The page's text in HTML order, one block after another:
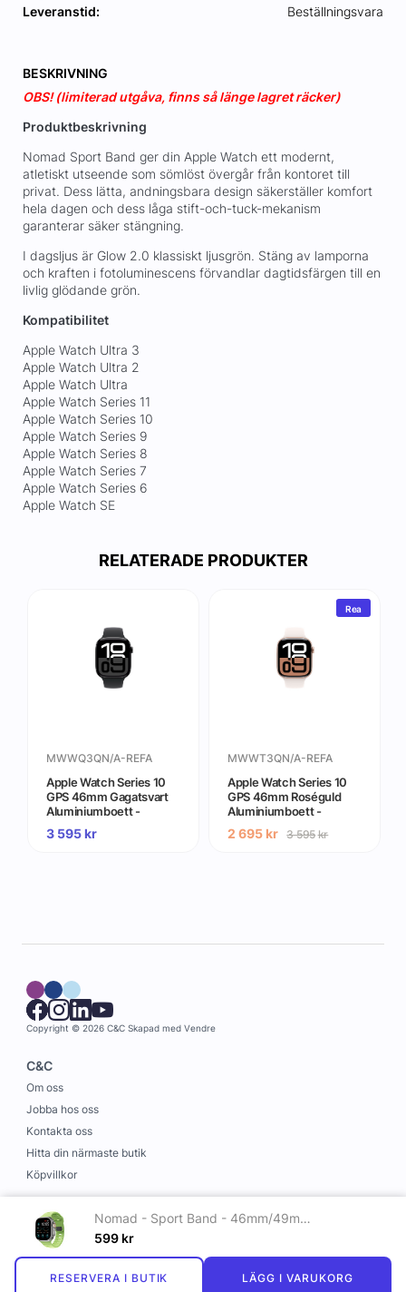
Nomad - Sport Band - 46mm/49mm | Glow 2.0
599 kr
RESERVERA I BUTIK LÄGG I VARUKORG
Leveranstid:
Beställningsvara
BESKRIVNING
OBS! (limiterad utgåva, finns så länge lagret räcker)
Produktbeskrivning
Nomad Sport Band ger din Apple Watch ett modernt,
atletiskt utseende som sömlöst övergår från kontoret till
privat. Dess lätta, andningsbara design säkerställer komfort
hela dagen och dess låga stift-och-tuck-mekanism
garanterar säker stängning.
I dagsljus är Glow 2.0 klassiskt ljusgrön. Stäng av lamporna
och kraften i fotoluminescens förvandlar dagtidsfärgen till en
livlig glödande grön.
Kompatibilitet
Apple Watch Ultra 3
Apple Watch Ultra 2
Apple Watch Ultra
Apple Watch Series 11
Apple Watch Series 10
Apple Watch Series 9
Apple Watch Series 8
Apple Watch Series 7
Apple Watch Series 6
Apple Watch SE
RELATERADE PRODUKTER
MWWQ3QN/A-REFA
Apple Watch Series 10
GPS 46mm Gagatsvart
Aluminiumboett -
Gradering A (begagnad)
3 595kr
Rea
MWWT3QN/A-REFA
Apple Watch Series 10
GPS 46mm Roséguld
Aluminiumboett -
Gradering A (begagnad)
2 695 kr 3 595kr
Copyright © 2026 C&C Skapad med Vendre
C&C
Om oss
Jobba hos oss
Kontakta oss
Hitta din närmaste butik
Köpvillkor
Information
Leverans och betalning
Cookies
Personuppgiftspolicy